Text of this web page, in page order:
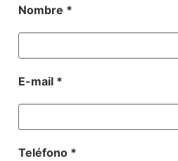
Nombre *
E-mail *
Teléfono *